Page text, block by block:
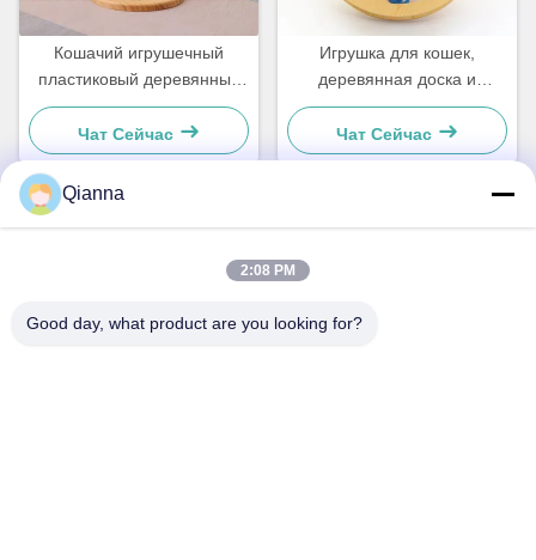
Кошачий игрушечный
пластиковый деревянный
доски для маленьких собак
и кошек Простые и
практичные
Чат Сейчас
Игрушка для кошек,
деревянная доска и
пластик из сизаля. Для
маленьких собак и кошек.
Просто и практично.
Чат Сейчас
Быстрый контакт
Адрес
Qianna
2:08 PM
Good day, what product are you looking for?